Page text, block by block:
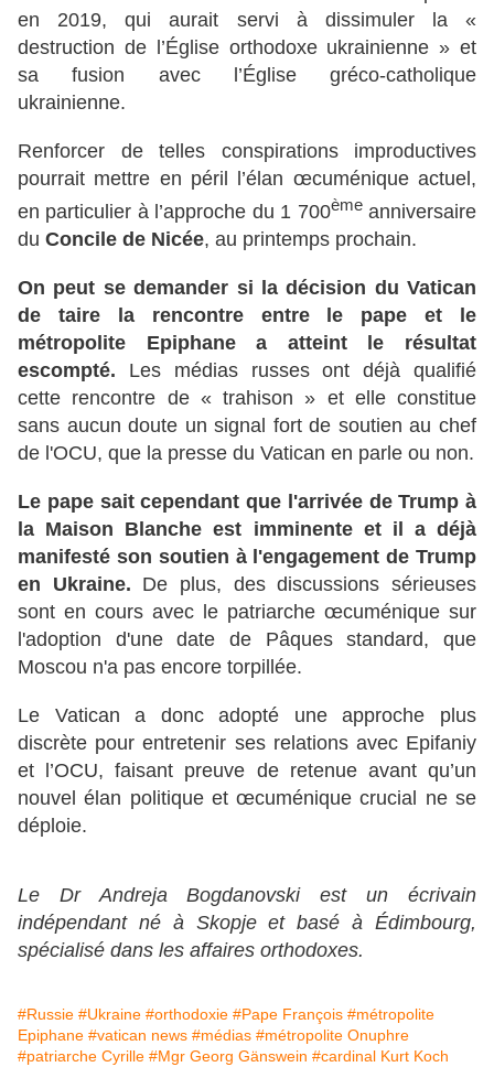
en 2019, qui aurait servi à dissimuler la «
destruction de l’Église orthodoxe ukrainienne » et
sa fusion avec l’Église gréco-catholique
ukrainienne.
Renforcer de telles conspirations improductives
pourrait mettre en péril l’élan œcuménique actuel,
en particulier à l’approche du 1 700èmeanniversaire
du Concile de Nicée, au printemps prochain.
On peut se demander si la décision du Vatican
de taire la rencontre entre le pape et le
métropolite Epiphane a atteint le résultat
escompté. Les médias russes ont déjà qualifié
cette rencontre de « trahison » et elle constitue
sans aucun doute un signal fort de soutien au chef
de l'OCU, que la presse du Vatican en parle ou non.
Le pape sait cependant que l'arrivée de Trump à
la Maison Blanche est imminente et il a déjà
manifesté son soutien à l'engagement de Trump
en Ukraine. De plus, des discussions sérieuses
sont en cours avec le patriarche œcuménique sur
l'adoption d'une date de Pâques standard, que
Moscou n'a pas encore torpillée.
Le Vatican a donc adopté une approche plus
discrète pour entretenir ses relations avec Epifaniy
et l’OCU, faisant preuve de retenue avant qu’un
nouvel élan politique et œcuménique crucial ne se
déploie.
Le Dr Andreja Bogdanovski est un écrivain
indépendant né à Skopje et basé à Édimbourg,
spécialisé dans les affaires orthodoxes.
#Russie #Ukraine #orthodoxie #Pape François #métropolite
Epiphane #vatican news #médias #métropolite Onuphre
#patriarche Cyrille #Mgr Georg Gänswein #cardinal Kurt Koch